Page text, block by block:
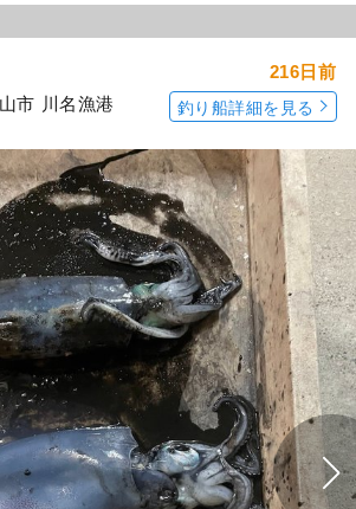
市 川名漁港
216日前
釣り船詳細を見る